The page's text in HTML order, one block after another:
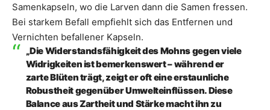
Samenkapseln, wo die Larven dann die Samen fressen.
Bei starkem Befall empfiehlt sich das Entfernen und
Vernichten befallener Kapseln.
„Die Widerstandsfähigkeit des Mohns gegen viele
Widrigkeiten ist bemerkenswert – während er
zarte Blüten trägt, zeigt er oft eine erstaunliche
Robustheit gegenüber Umwelteinflüssen. Diese
Balance aus Zartheit und Stärke macht ihn zu